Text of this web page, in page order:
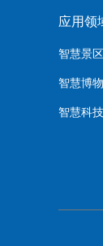
应用领
智慧景区
智慧博
智慧科